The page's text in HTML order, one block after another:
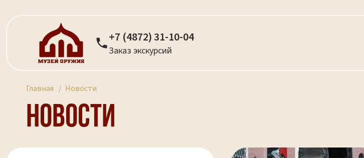
+7 (4872) 31-10-04
Заказ экскурсий
Главная Новости
Новости